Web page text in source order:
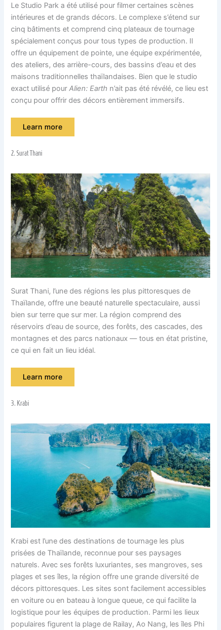
Le Studio Park a été utilisé pour filmer certaines scènes
intérieures et de grands décors. Le complexe s’étend sur
cinq bâtiments et comprend cinq plateaux de tournage
spécialement conçus pour tous types de production. Il
offre un équipement de pointe, une équipe expérimentée,
des ateliers, des arrière-cours, des bassins d’eau et des
maisons traditionnelles thaïlandaises. Bien que le studio
exact utilisé pourAlien: Earth n’ait pas été révélé, ce lieu est
conçu pour offrir des décors entièrement immersifs.
Learn more
2. Surat Thani
Surat Thani, l’une des régions les plus pittoresques de
Thaïlande, offre une beauté naturelle spectaculaire, aussi
bien sur terre que sur mer. La région comprend des
réservoirs d’eau de source, des forêts, des cascades, des
montagnes et des parcs nationaux — tous en état pristine,
ce qui en fait un lieu idéal.
Learn more
3. Krabi
Krabi est l’une des destinations de tournage les plus
prisées de Thaïlande, reconnue pour ses paysages
naturels. Avec ses forêts luxuriantes, ses mangroves, ses
plages et ses îles, la région offre une grande diversité de
décors pittoresques. Les sites sont facilement accessibles
en voiture ou en bateau à longue queue, ce qui facilite la
logistique pour les équipes de production. Parmi les lieux
populaires figurent la plage de Railay, Ao Nang, les îles Phi